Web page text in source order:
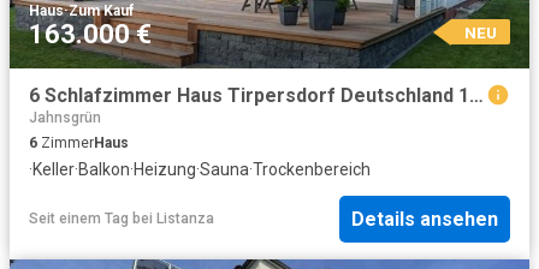
Haus·Zum Kauf
163.000 € NEU
6 Schlafzimmer Haus Tirpersdorf Deutschland 104801327
Jahnsgrün
6 ZimmerHaus
·Keller·Balkon·Heizung·Sauna·Trockenbereich
Seit einem Tag bei Listanza Details ansehen